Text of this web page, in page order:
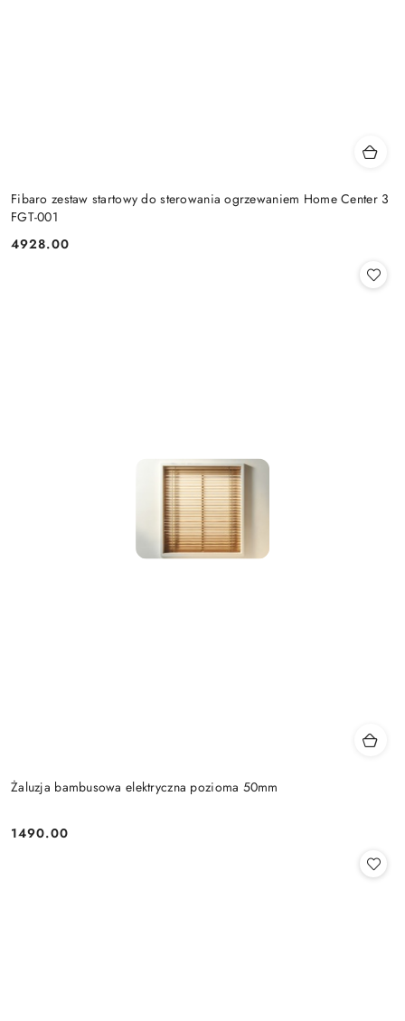
Fibaro zestaw startowy do sterowania ogrzewaniem Home Center 3
FGT-001
Cena:
4928.00
Żaluzja bambusowa elektryczna pozioma 50mm
Cena:
1490.00